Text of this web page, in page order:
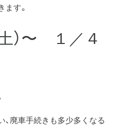
す。
）〜 １／４
廃車手続きも多少多くなる
車・不動車の
にお任せ下さい！
181